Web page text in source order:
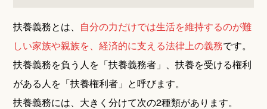
扶養義務とは、 自分の力だけでは生活を維持するのが難
しい家族や親族を、経済的に支える法律上の義務です。
扶養義務を負う人を「扶養義務者」、扶養を受ける権利
がある人を「扶養権利者」と呼びます。
扶養義務には、大きく分けて次の2種類があります。